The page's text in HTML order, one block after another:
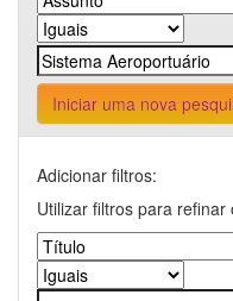
Iniciar uma nova
Adicionar filtros:
Utilizar filtros para